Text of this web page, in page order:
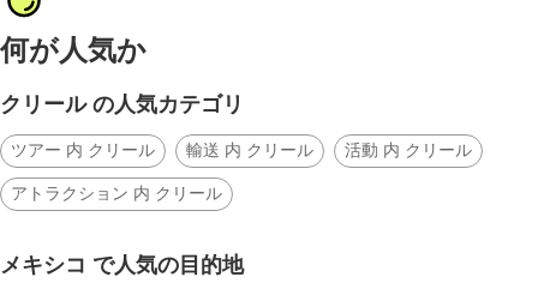
何が人気か
クリール の人気カテゴリ
ツアー 内 クリール 輸送 内 クリール
活動 内 クリール
アトラクション 内 クリール
メキシコ で人気の目的地